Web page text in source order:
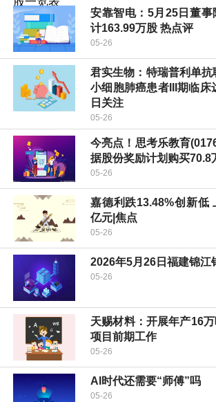
安靠智电：5月25日董
计163.99万股 热点评
05-26
君实生物：特瑞普利单
小细胞肺癌患者III期临床
日关注
05-26
今亮点！思考乐教育
据股份奖励计划购买70.8
05-26
嘉德利跌13.48%创新低
亿元|焦点
05-26
2026年5月26日福建锦江
05-26
天赐材料：开展年产16
项目前期工作
05-26
AI时代还需要“师傅”吗
05-26